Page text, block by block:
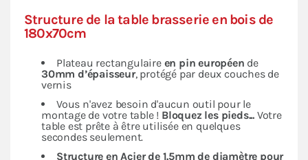
Structure de la table brasserie en bois de
180x70cm
Plateau rectangulaire en pin européen de
30mm d’épaisseur, protégé par deux couches de
vernis
Vous n'avez besoin d'aucun outil pour le
montage de votre table ! Bloquez les pieds... Votre
table est prête à être utilisée en quelques
secondes seulement.
Structure en Acier de 1.5mm de diamètre pour